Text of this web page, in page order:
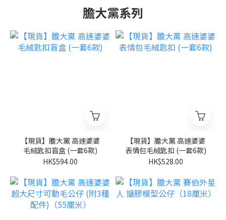
膽大黨系列
【現貨】膽大黨 高速婆婆
毛絨匙扣盲盒 (一套6款)
HK$594.00
【現貨】膽大黨 高速婆婆
表情包毛絨匙扣 (一套6款)
HK$528.00